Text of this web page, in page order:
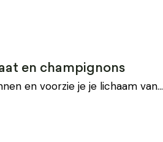
en champignons
en voorzie je je lichaam van…